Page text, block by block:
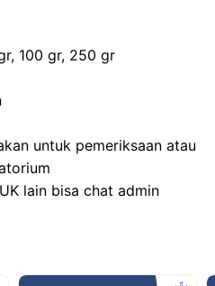
100 gr, 250 gr
untuk pemeriksaan atau
lain bisa chat admin